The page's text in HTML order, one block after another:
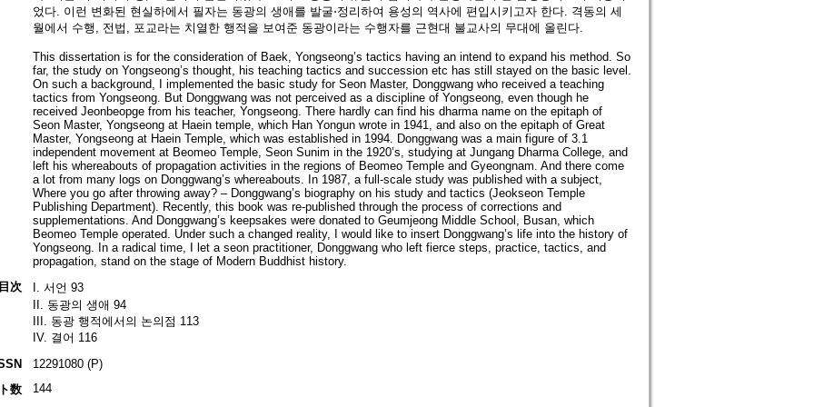
었다. 이런 변화된 현실하에서 필자는 동광의 생애를 발굴⋅정리하여 용성의 역사에 편입시키고자 한다. 격동의 세
월에서 수행, 전법, 포교라는 치열한 행적을 보여준 동광이라는 수행자를 근현대 불교사의 무대에 올린다.
This dissertation is for the consideration of Baek, Yongseong’s tactics having an intend to expand his method. So
far, the study on Yongseong’s thought, his teaching tactics and succession etc has still stayed on the basic level.
On such a background, I implemented the basic study for Seon Master, Donggwang who received a teaching
tactics from Yongseong. But Donggwang was not perceived as a discipline of Yongseong, even though he
received Jeonbeopge from his teacher, Yongseong. There hardly can find his dharma name on the epitaph of
Seon Master, Yongseong at Haein temple, which Han Yongun wrote in 1941, and also on the epitaph of Great
Master, Yongseong at Haein Temple, which was established in 1994. Donggwang was a main figure of 3.1
independent movement at Beomeo Temple, Seon Sunim in the 1920’s, studying at Jungang Dharma College, and
left his whereabouts of propagation activities in the regions of Beomeo Temple and Gyeongnam. And there come
a lot from many logs on Donggwang’s whereabouts. In 1987, a full-scale study was published with a subject,
Where you go after throwing away? – Donggwang’s biography on his study and tactics (Jeokseon Temple
Publishing Department). Recently, this book was re-published through the process of corrections and
supplementations. And Donggwang’s keepsakes were donated to Geumjeong Middle School, Busan, which
Beomeo Temple operated. Under such a changed reality, I would like to insert Donggwang’s life into the history of
Yongseong. In a radical time, I let a seon practitioner, Donggwang who left fierce steps, practice, tactics, and
propagation, stand on the stage of Modern Buddhist history.
次
I. 서언 93
II. 동광의 생애 94
III. 동광 행적에서의 논의점 113
IV. 결어 116
12291080 (P)
数
144